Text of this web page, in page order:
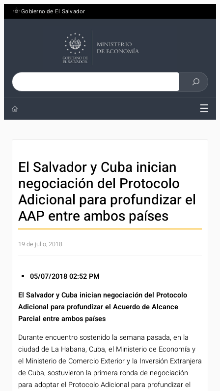
Saltar
al
Gobierno de El Salvador
Buscar
el
sitio
☰
El Salvador y Cuba inician
negociación del Protocolo
Adicional para profundizar el
AAP entre ambos países
19 de julio, 2018
05/07/201802:52 PM
El Salvador y Cuba inician negociación del Protocolo
Adicional para profundizar el Acuerdo de Alcance
Parcial entre ambos países
Durante encuentro sostenido la semana pasada, en la
ciudad de La Habana, Cuba, el Ministerio de Economía y
el Ministerio de Comercio Exterior y la Inversión Extranjera
de Cuba, sostuvieron la primera ronda de negociación
para adoptar el Protocolo Adicional para profundizar el